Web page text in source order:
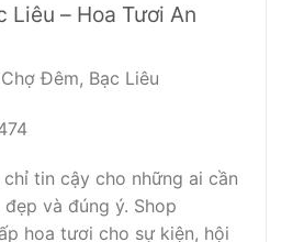
Liêu – Hoa Tươi An
Đêm, Bạc Liêu
tin cậy cho những ai cần
và đúng ý. Shop
hoa tươi cho sự kiện, hội